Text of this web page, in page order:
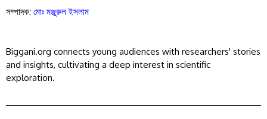
সম্পাদক: মোঃ মঞ্জুরুল ইসলাম
Biggani.org connects young audiences with researchers' stories
and insights, cultivating a deep interest in scientific
exploration.